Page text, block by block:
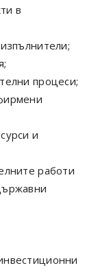
в
процеси;
и
работи